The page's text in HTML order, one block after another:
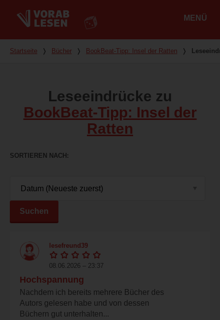
MENÜ
Du bist hier
Startseite ❭ Bücher ❭ BookBeat-Tipp: Insel der Ratten ❭
Leseeindrücke zu
BookBeat-Tipp: Insel der
Ratten
SORTIEREN NACH
Suchen
lesefreund39
08.06.2026 – 23:37
Hochspannung
Nachdem ich bereits mehrere Bücher des
Autors gelesen habe und von dessen
Büchern gut unterhalten...